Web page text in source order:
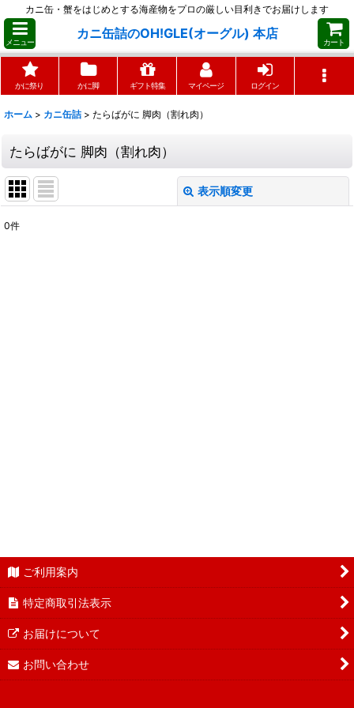
カニ缶・蟹をはじめとする海産物をプロの厳しい目利きでお届けします
メニュー
カニ缶詰のOH!GLE(オーグル) 本店
カート
かに祭り かに脚 ギフト特集 マイページ ログイン
ホーム > カニ缶詰 > たらばがに 脚肉（割れ肉）
たらばがに 脚肉（割れ肉）
表示順変更
0件
ご利用案内
特定商取引法表示
お届けについて
お問い合わせ